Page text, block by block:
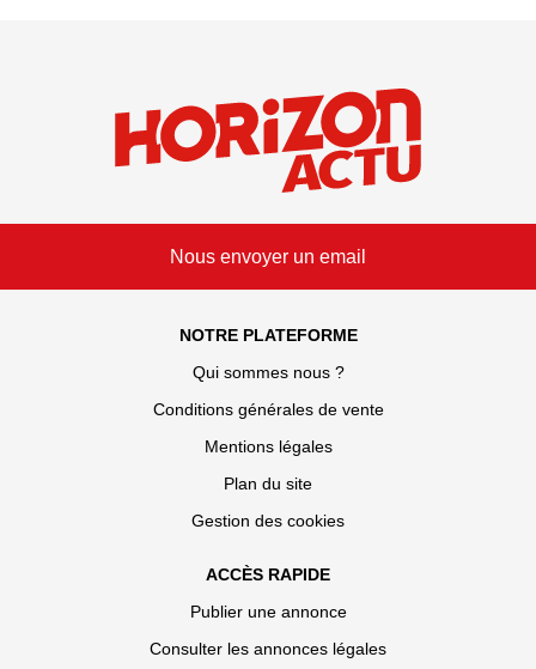
Nous envoyer un email
NOTRE PLATEFORME
Qui sommes nous ?
Conditions générales de vente
Mentions légales
Plan du site
Gestion des cookies
ACCÈS RAPIDE
Publier une annonce
Consulter les annonces légales